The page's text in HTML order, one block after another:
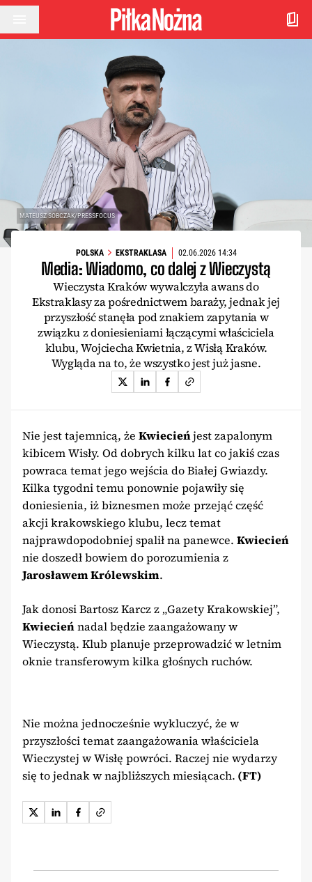
Przejdź do treści
MATEUSZ SOBCZAK/PRESSFOCUS
POLSKA EKSTRAKLASA 02.06.2026 14:34
Media: Wiadomo, co dalej z Wieczystą
Wieczysta Kraków wywalczyła awans do
Ekstraklasy za pośrednictwem baraży, jednak jej
przyszłość stanęła pod znakiem zapytania w
związku z doniesieniami łączącymi właściciela
klubu, Wojciecha Kwietnia, z Wisłą Kraków.
Wygląda na to, że wszystko jest już jasne.
Nie jest tajemnicą, że Kwiecieńjest zapalonym
kibicem Wisły. Od dobrych kilku lat co jakiś czas
powraca temat jego wejścia do Białej Gwiazdy.
Kilka tygodni temu ponownie pojawiły się
doniesienia, iż biznesmen może przejąć część
akcji krakowskiego klubu, lecz temat
najprawdopodobniej spalił na panewce. Kwiecień
nie doszedł bowiem do porozumienia z
Jarosławem Królewskim.
Jak donosi Bartosz Karcz z „Gazety Krakowskiej”,
Kwiecieńnadal będzie zaangażowany w
Wieczystą. Klub planuje przeprowadzić w letnim
oknie transferowym kilka głośnych ruchów.
Nie można jednocześnie wykluczyć, że w
przyszłości temat zaangażowania właściciela
Wieczystej w Wisłę powróci. Raczej nie wydarzy
się to jednak w najbliższych miesiącach. (FT)